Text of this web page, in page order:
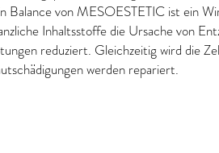
Balance von MESOESTETIC ist ein
Inhaltsstoffe die Ursache von
reduziert. Gleichzeitig wird die
werden repariert.